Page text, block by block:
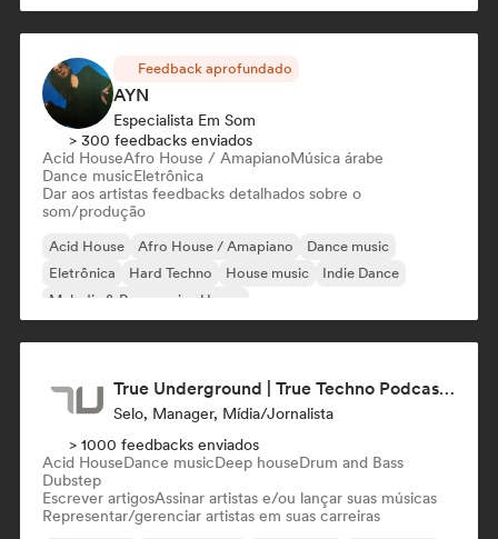
Feedback aprofundado
AYN
Especialista Em Som
> 300 feedbacks enviados
Acid HouseAfro House / AmapianoMúsica árabe
Dance musicEletrônica
Dar aos artistas feedbacks detalhados sobre o
som/produção
Acid House Afro House / Amapiano
Dance music
Eletrônica
Hard Techno House music
Indie Dance
Melodic & Progressive House
True Underground | True Techno Podcast | ONE
Selo, Manager, Mídia/Jornalista
> 1000 feedbacks enviados
Acid HouseDance musicDeep houseDrum and Bass
Dubstep
Escrever artigosAssinar artistas e/ou lançar suas músicas
Representar/gerenciar artistas em suas carreiras